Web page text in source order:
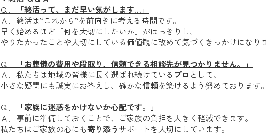
Ｑ．
「終活って、まだ早い気がします…」
Ａ．終活は“これから”を前向きに考える時間です。
早く始めるほど「何を大切にしたいか」がはっきりし、
やりたかったことや大切にしている価値観に改めて気づくきっかけになり
Ｑ．
「お葬儀の費用や段取り、信頼できる相談先が見つかりません。」
Ａ．私たちは地域の皆様に長く選ばれ続けている プロ として、
小さな疑問にも誠実にお答えし、確かな信頼を築けるよう努めております。
Ｑ．
「家族に迷惑をかけないか心配です。」
Ａ．事前に準備しておくことで、ご家族の負担を大きく軽減できます。
私たちはご家族の心にも寄り添う サポートを大切にしています。